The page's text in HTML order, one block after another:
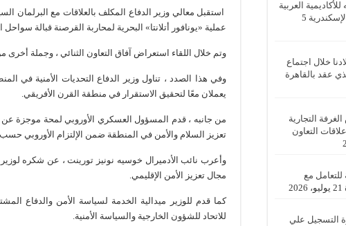
استقبل معالي وزير الدفاع المكلف بالعلاقات مع البرلمان
عملية «يونافور أتلانتا» البحرية لمحاربة القرصنة قبالة
وتم خلال اللقاء استعراض آفاق التعاون الثنائي ، وجملة أخرى
وفي هذا الصدد ، تناول وزير الدفاع التحديات الأمنية في
يعملان معًا لتحقيق الاستقرار في منطقة القرن الأفريقي.
من جانبه ، قدم المسؤول العسكري الأوروبي لمحة موجزة عن
تعزيز السلام والأمن في المنطقة ضمن الإلتزام الأوروبي
وأعرب نائب الأدميرال خوسيه نونيز تورينت ، عن شكره
مجال تعزيز الأمن الإقليمي.
كما قدم للوزير ميدالية الخدمة لسياسة الأمن والدفاع
للاتحاد للشؤون الخارجية والسياسة الأمنية.
العربية
5
خلال اجتماع
عقد بالقاهرة
التجارية
التعاون
مع
21 يوليو، 2026
التسجيل علي